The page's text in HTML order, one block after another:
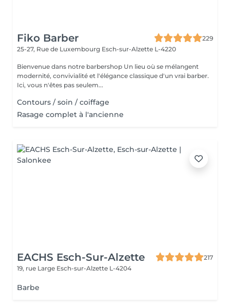
Fiko Barber
229
25-27, Rue de Luxembourg Esch-sur-Alzette L-4220
Bienvenue dans notre barbershop Un lieu où se mélangent
modernité, convivialité et l'élégance classique d'un vrai barber.
Ici, vous n'êtes pas seulem...
Contours / soin / coiffage
Rasage complet à l'ancienne
EACHS Esch-Sur-Alzette
217
19, rue Large Esch-sur-Alzette L-4204
Barbe